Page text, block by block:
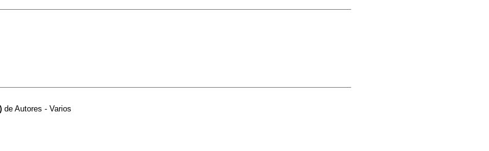
de Autores - Varios